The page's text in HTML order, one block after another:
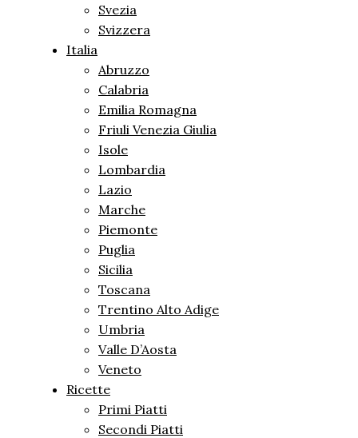
Svezia
Svizzera
Italia
Abruzzo
Calabria
Emilia Romagna
Friuli Venezia Giulia
Isole
Lombardia
Lazio
Marche
Piemonte
Puglia
Sicilia
Toscana
Trentino Alto Adige
Umbria
Valle D’Aosta
Veneto
Ricette
Primi Piatti
Secondi Piatti